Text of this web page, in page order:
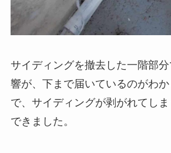
サイディングを撤去した一階部
響が、下まで届いているのがわ
で、サイディングが剥がれてし
できました。